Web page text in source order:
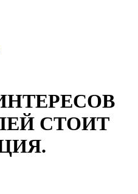
СТОИТ